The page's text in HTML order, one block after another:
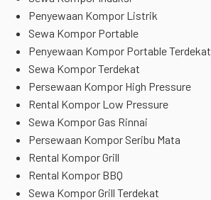
Penyewaan Kompor Listrik
Sewa Kompor Portable
Penyewaan Kompor Portable Terdekat
Sewa Kompor Terdekat
Persewaan Kompor High Pressure
Rental Kompor Low Pressure
Sewa Kompor Gas Rinnai
Persewaan Kompor Seribu Mata
Rental Kompor Grill
Rental Kompor BBQ
Sewa Kompor Grill Terdekat